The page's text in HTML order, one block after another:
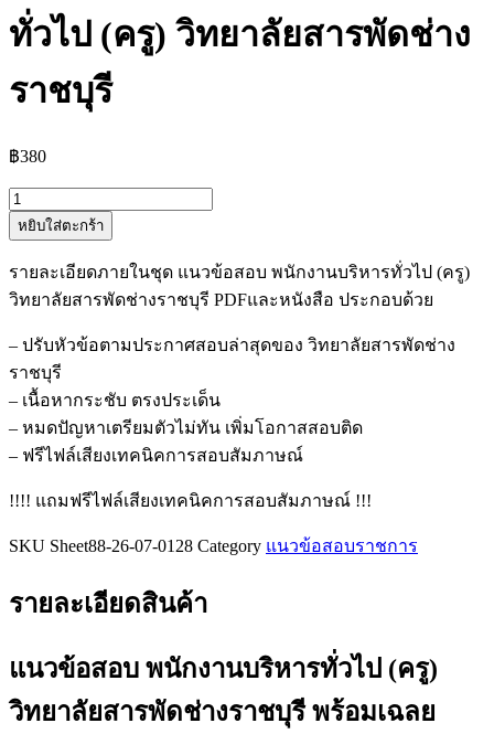
ทั่วไป (ครู) วิทยาลัยสารพัดช่าง
ราชบุรี
฿380
จำนวน
แนว
พนักงาน
บริหาร
ทั่วไป
(ครู)
วิทยาลัย
สารพัดช่าง
ราชบุรี
หยิบใส่ตะกร้า
รายละเอียดภายในชุด แนวข้อสอบ พนักงานบริหารทั่วไป (ครู)
วิทยาลัยสารพัดช่างราชบุรี PDFและหนังสือ ประกอบด้วย
– ปรับหัวข้อตามประกาศสอบล่าสุดของ วิทยาลัยสารพัดช่าง
ราชบุรี
– เนื้อหากระชับ ตรงประเด็น
– หมดปัญหาเตรียมตัวไม่ทัน เพิ่มโอกาสสอบติด
– ฟรีไฟล์เสียงเทคนิคการสอบสัมภาษณ์
!!!! แถมฟรีไฟล์เสียงเทคนิคการสอบสัมภาษณ์ !!!
SKU Sheet88-26-07-0128 Category แนวข้อสอบราชการ
รายละเอียดสินค้า
แนวข้อสอบ พนักงานบริหารทั่วไป (ครู)
วิทยาลัยสารพัดช่างราชบุรีพร้อมเฉลย